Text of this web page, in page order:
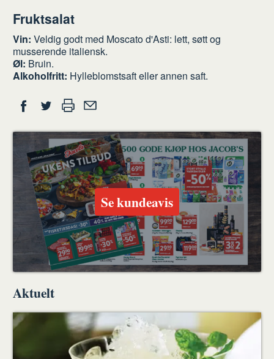
Fruktsalat
Vin: Veldig godt med Moscato d'Asti: lett, søtt og
musserende italiensk.
Øl: Bruin.
Alkoholfritt: Hylleblomstsaft eller annen saft.
Del
på
Facebook
på
Twitter
ut en
venn
Se kundeavis
Aktuelt